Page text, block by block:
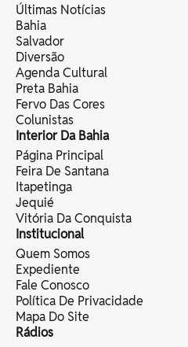
Últimas Notícias
Bahia
Salvador
Diversão
Agenda Cultural
Preta Bahia
Fervo Das Cores
Colunistas
Interior Da Bahia
Página Principal
Feira De Santana
Itapetinga
Jequié
Vitória Da Conquista
Institucional
Quem Somos
Expediente
Fale Conosco
Política De Privacidade
Mapa Do Site
Rádios